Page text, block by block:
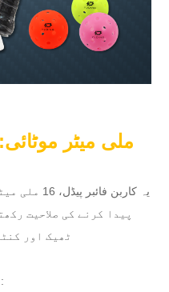
یہ کاربن
پیدا کرنے کی صلاحیت
ٹھیک اور
نیٹ کنٹرول بہت آسان ہو جاتا ہے: